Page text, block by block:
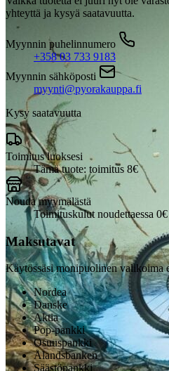
yhteyttä ja kysyä saatavuutta.
Myynnin puhelinnumero
+358 03 733 9183
Myynnin sähköposti
myynti@pyorakauppa.fi
Kysy saatavuutta
Toimitus luoksesi
Tämä tuote: toimitus 8€
Nouda myymälästä
Toimituskulut noudettaessa 0€
Maksutavat
Käytössäsi monipuolinen valikoima
Nordea
Danske
Aktia
Pop-pankki
Osuuspankki
Ålandsbanken
Säästöpankki